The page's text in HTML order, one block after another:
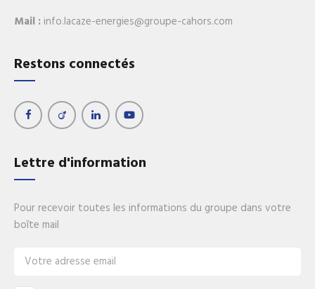
Mail : info.lacaze-energies@groupe-cahors.com
Restons connectés
Lettre d'information
Pour recevoir toutes les informations du groupe dans votre
boîte mail